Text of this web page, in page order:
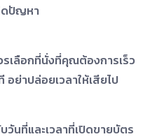
ดปัญหา
เลือกที่นั่งที่คุณต้องการเร็ว
อย่าปล่อยเวลาให้เสียไป
วันที่และเวลาที่เปิดขายบัตร